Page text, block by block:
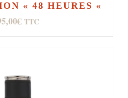
« 48 HEURES «
€ TTC